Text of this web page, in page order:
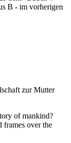
B - im vorherigen
zur Mutter
of mankind?
frames over the